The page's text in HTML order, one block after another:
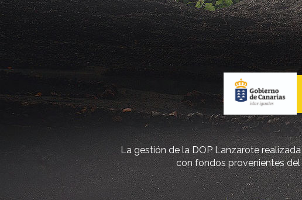
La gestión de la DOP Lanzarote
con fondos provenientes del